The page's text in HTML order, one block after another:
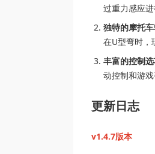
过重力感应
独特的摩托
在U型弯时，
丰富的控制
动控制和游
更新日志
v1.4.7版本